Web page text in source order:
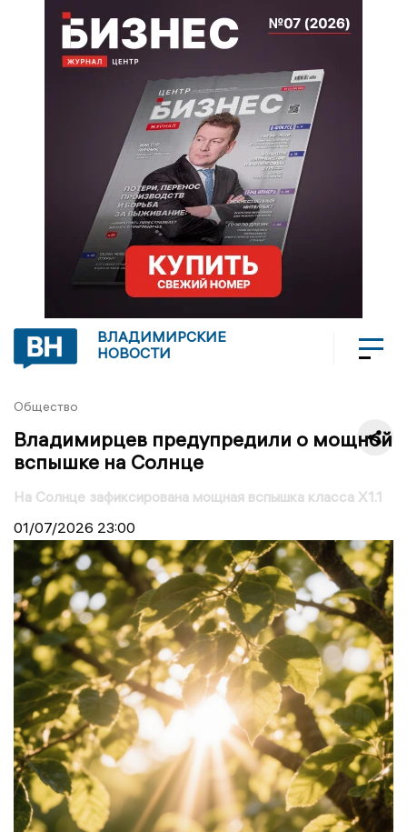
ВЛАДИМИРСКИЕ
НОВОСТИ
Общество
Владимирцев предупредили о мощной
вспышке на Солнце
На Солнце зафиксирована мощная вспышка класса X1.1
01/07/2026 23:00